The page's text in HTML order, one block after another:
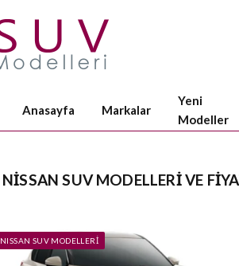
Anasayfa Markalar
Yeni
Modeller
NISSAN SUV MODELLERI VE
NISSAN SUV MODELLERI